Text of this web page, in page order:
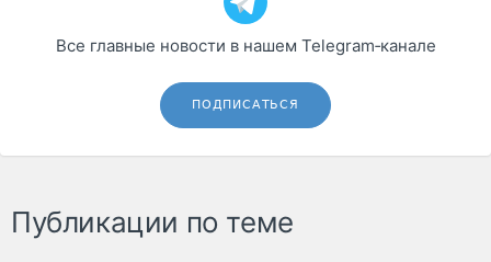
Все главные новости в нашем Telegram‑канале
ПОДПИСАТЬСЯ
Публикации по теме